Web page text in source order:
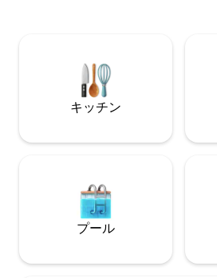
ロン台を備えたフルバスルーム。
キッチン
プール